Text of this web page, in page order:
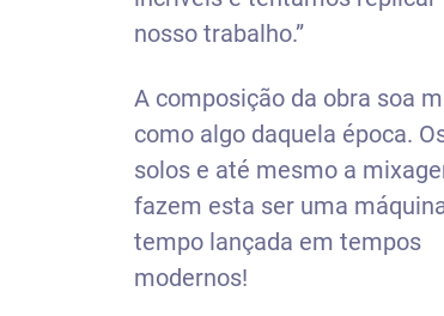
nosso trabalho.”
A composição da obra soa
como algo daquela época.
solos e até mesmo a
fazem esta ser uma
tempo lançada em tempos
modernos!